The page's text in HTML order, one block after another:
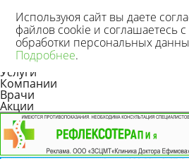
Новости
Статьи
Услуги
Компании
Врачи
Акции
Используюя сайт вы даете
файлов cookie и соглашаетесь
обработки персональных
Подробнее.